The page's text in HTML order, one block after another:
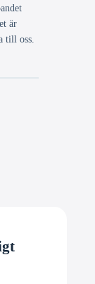
är
till oss.